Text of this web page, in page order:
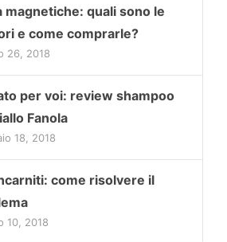
magnetiche: quali sono le
e come comprarle?
26, 2018
per voi: review shampoo
Fanola
18, 2018
come risolvere il
10, 2018